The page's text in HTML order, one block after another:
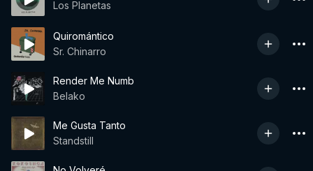
Los Planetas
Quiromántico
Sr. Chinarro
Render Me Numb
Belako
Me Gusta Tanto
Standstill